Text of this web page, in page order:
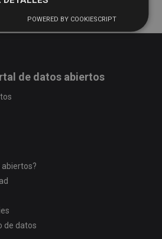
de datos abiertos
abiertos?
de datos
POWERED BY COOKIESCRIPT